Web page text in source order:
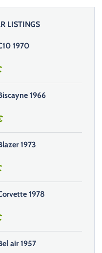
LISTINGS
1970
1966
1973
1978
air 1957